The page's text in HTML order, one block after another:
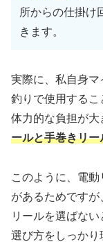
所からの仕掛け
きます。
実際に、私自身
釣りで使用するこ
体力的な負担が
ールと手巻きリー
このように、電
があるためです
リールを選ばない
選び方をしっか